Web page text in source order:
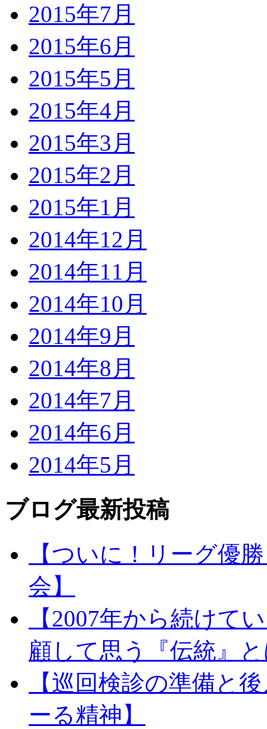
2015年7月
2015年6月
2015年5月
2015年4月
2015年3月
2015年2月
2015年1月
2014年12月
2014年11月
2014年10月
2014年9月
2014年8月
2014年7月
2014年6月
2014年5月
ブログ最新投稿
【ついに！リーグ優
会】
【2007年から続けて
顧して思う『伝統』
【巡回検診の準備と
ーる精神】